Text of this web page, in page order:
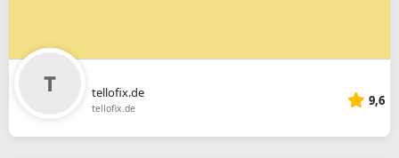
tellofix.de
tellofix.de 9,6